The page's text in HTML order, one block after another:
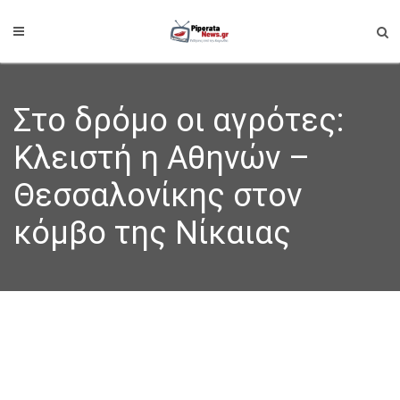
Στο δρόμο οι αγρότες:
Κλειστή η Αθηνών –
Θεσσαλονίκης στον
κόμβο της Νίκαιας